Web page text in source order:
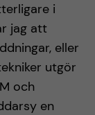
i
jag att
eller
utgör
och
en